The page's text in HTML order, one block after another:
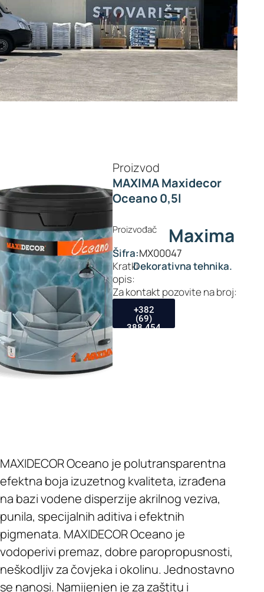
Proizvod
MAXIMA Maxidecor
Oceano 0,5l
Proizvođač Maxima
Šifra:MX00047
Kratki
opis:
Dekorativna tehnika.
Za kontakt pozovite na broj:
+382
(69)
388 454
MAXIDECOR Oceano je polutransparentna
efektna boja izuzetnog kvaliteta, izrađena
na bazi vodene disperzije akrilnog veziva,
punila, specijalnih aditiva i efektnih
pigmenata. MAXIDECOR Oceano je
vodoperivi premaz, dobre paropropusnosti,
neškodljiv za čovjeka i okolinu. Jednostavno
se nanosi. Namijenjen je za zaštitu i